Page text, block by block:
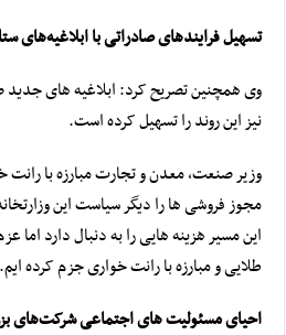
تسهیل فرایندهای صادراتی با ابلاغیه‌های
وی همچنین تصریح کرد: ابلاغیه‌ های جدید
نیز این روند را تسهیل کرده است.
وزیر صنعت، معدن و تجارت مبارزه با
مجوز فروشی ها را دیگر سیاست این
این مسیر هزینه هایی را به دنبال دارد
طلایی و مبارزه با رانت خواری جزم کرده ایم.
احیای مسئولیت های اجتماعی شرکت‌های